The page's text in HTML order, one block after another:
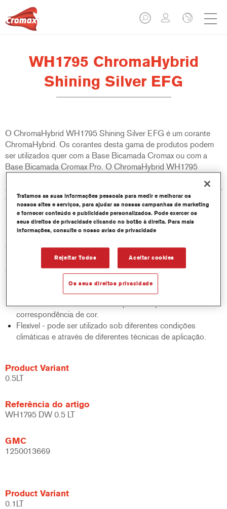
WH1795 ChromaHybrid
Shining Silver EFG
O ChromaHybrid WH1795 Shining Silver EFG é um corante
ChromaHybrid. Os corantes desta gama de produtos podem
ser utilizados quer com a Base Bicamada Cromax ou com a
Base Bicamada Cromax Pro. O ChromaHybrid WH1795
Shining Silver EFG é um corante incolor baseado em partículas
de vidro que pode ajudar os pintores a acompanhar a crescente
tendência OEM para cores com partículas de efeitos especiais.
Devido ao consumo limitado deste produto especializado, o
ChromaHybrid WH1795 Shining Silver EFG é fornecido em
latas de 250ml, as quais precisam apenas de uma leve agitação
antes do uso.
Características do produto
Híbrido - pode ser utilizado quer com a Base Bicamada
Cromax quer com a Base Bicamada Cromax Pro.
Excelente rendimento com excepcional e precisa
correspondência de cor.
Flexível - pode ser utilizado sob diferentes condições
climáticas e através de diferentes técnicas de aplicação.
Product Variant
0.5LT
Referência do artigo
WH1795 DW 0.5 LT
GMC
1250013669
Product Variant
0.1LT
Tratamos as suas informações pessoais para medir e melhorar os
nossos sites e serviços, para ajudar as nossas campanhas de marketing
e fornecer conteúdo e publicidade personalizados. Pode exercer os
seus direitos de privacidade clicando no botão à direita. Para mais
informações, consulte o nosso aviso de privacidade
Rejeitar Todos Aceitar cookies
Os seus direitos privacidade